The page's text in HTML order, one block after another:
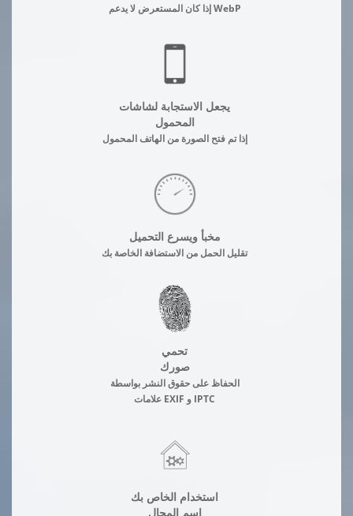
إذا كان المستعرض لا يدعم WebP
يجعل الاستجابة لشاشات
المحمول
إذا تم فتح الصورة من الهاتف المحمول
مخبأ ويسرع التحميل
تقليل الحمل من الاستضافة الخاصة بك
تحمي
صورك
الحفاظ على حقوق النشر بواسطة
علامات EXIF و IPTC
استخدام الخاص بك
اسم المجال